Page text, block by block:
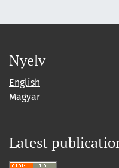
Nyelv
English
Magyar
Latest